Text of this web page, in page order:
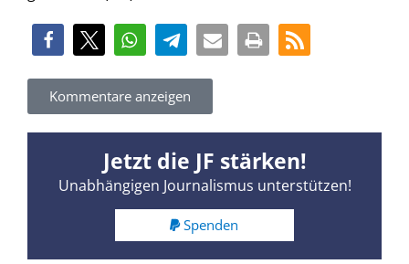
Kommentare anzeigen
Jetzt die JF stärken!
Unabhängigen Journalismus unterstützen!
Spenden